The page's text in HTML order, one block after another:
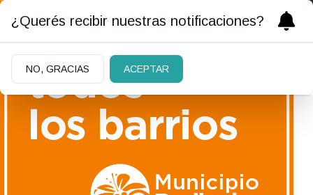
Después de la nevada, el
¿Querés recibir nuestras notificaciones?
NO, GRACIAS ACEPTAR